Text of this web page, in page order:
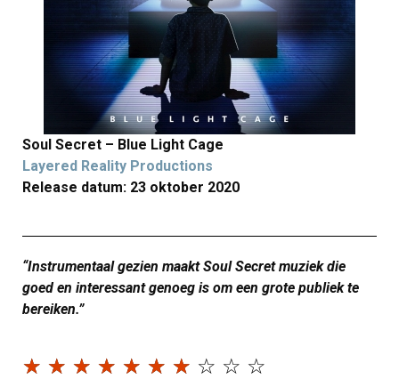
Soul Secret – Blue Light Cage
Layered Reality Productions
Release datum: 23 oktober 2020
“Instrumentaal gezien maakt Soul Secret muziek die
goed en interessant genoeg is om een grote publiek te
bereiken.”
☆ ☆ ☆ ☆ ☆ ☆ ☆ ☆ ☆ ☆